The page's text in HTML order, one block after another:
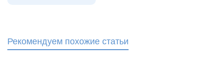
Рекомендуем похожие статьи